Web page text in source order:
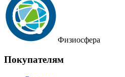
Физиосфера
Покупателям